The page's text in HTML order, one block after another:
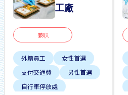
工廠
兼职
外籍員工
女性首選
支付交通費
男性首選
自行車停放處